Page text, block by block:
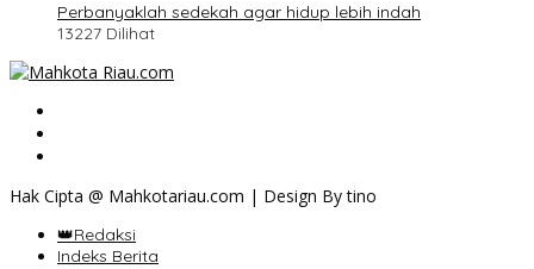
Perbanyaklah sedekah agar hidup lebih indah
13227 Dilihat
Hak Cipta @ Mahkotariau.com | Design By tino
👑Redaksi
Indeks Berita